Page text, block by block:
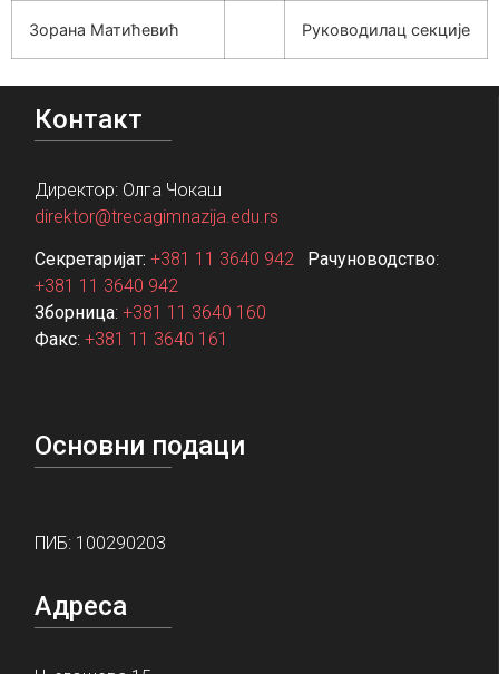
Зорана Матићевић Руководилац секције
Контакт
Директор: Олга Чокаш
direktor@trecagimnazija.edu.rs
Секретаријат: +381 11 3640 942 Рачуноводство:
+381 11 3640 942
Зборница:+381 11 3640 160
Факс:+381 11 3640 161
Основни подаци
ПИБ: 100290203
Адреса